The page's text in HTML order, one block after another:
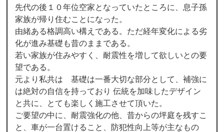
先代の後１０年位空家となっていたところに、息子孫
家族が帰り住むことになった。
由緒ある格調高い構えである。ただ経年変化による劣
化が進み基礎も昔のままである。
若い家族が住みやすく、耐震性を増して欲しいとの要
望である。
元より私共は 基礎は一番大切な部分として、補強に
は絶対の自信を持っており 伝統を加味したデザイン
と共に、とても楽しく施工させて頂いた。
ご要望の中に、耐震強化の他、昔からの坪庭を残すこ
と、車が一台置けること、防犯性向上等が主なもの